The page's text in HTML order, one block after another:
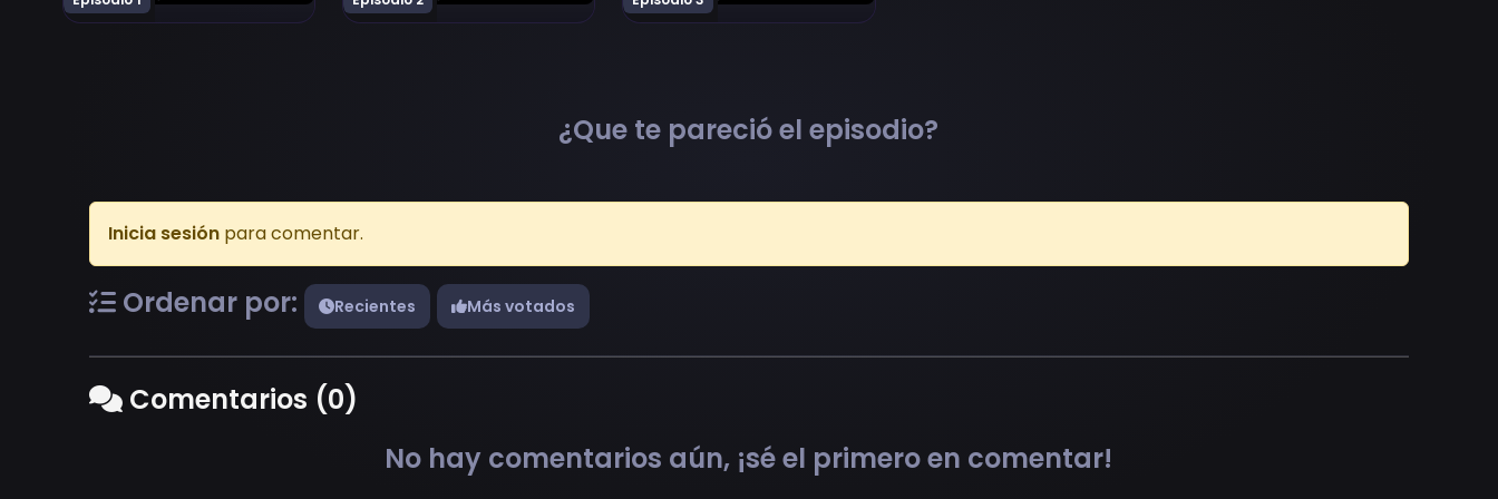
¿Que te pareció el episodio?
Inicia sesión para comentar.
Ordenar por: Recientes Más votados
Comentarios (0)
No hay comentarios aún, ¡sé el primero en comentar!